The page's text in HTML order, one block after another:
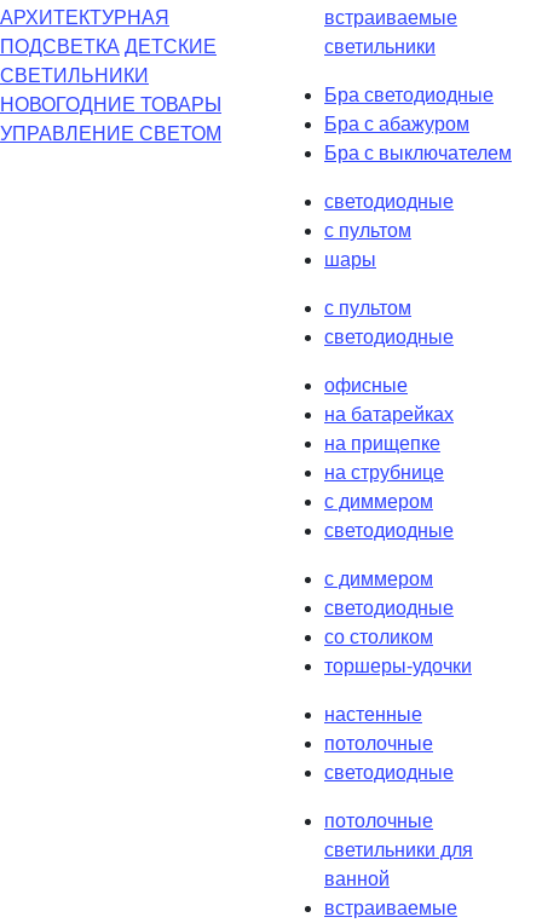
АРХИТЕКТУРНАЯ
ПОДСВЕТКА ДЕТСКИЕ
СВЕТИЛЬНИКИ
НОВОГОДНИЕ ТОВАРЫ
УПРАВЛЕНИЕ СВЕТОМ
встраиваемые
светильники
Бра светодиодные
Бра с абажуром
Бра с выключателем
светодиодные
с пультом
шары
с пультом
светодиодные
офисные
на батарейках
на прищепке
на струбнице
с диммером
светодиодные
с диммером
светодиодные
со столиком
торшеры-удочки
настенные
потолочные
светодиодные
потолочные
светильники для
ванной
встраиваемые